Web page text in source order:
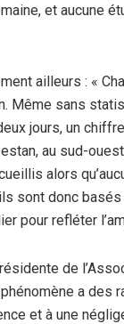
et aucune
ailleurs : «
Même sans
jours, un
au sud-
alors
sont donc basés
pour refléter
de
a des
et à une